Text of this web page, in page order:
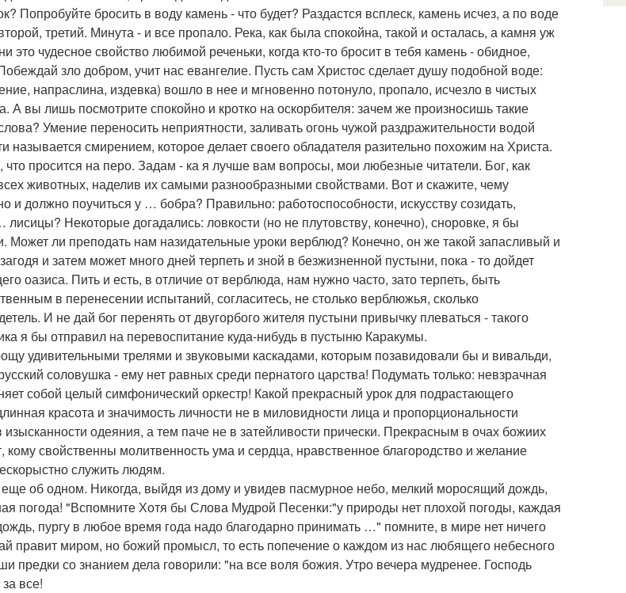
Попробуйте бросить в воду камень - что будет? Раздастся всплеск, камень исчез, а по воде
третий. Минута - и все пропало. Река, как была спокойна, такой и осталась, а камня уж
это чудесное свойство любимой реченьки, когда кто-то бросит в тебя камень - обидное,
зло добром, учит нас евангелие. Пусть сам Христос сделает душу подобной воде:
напраслина, издевка) вошло в нее и мгновенно потонуло, пропало, исчезло в чистых
А вы лишь посмотрите спокойно и кротко на оскорбителя: зачем же произносишь такие
Умение переносить неприятности, заливать огонь чужой раздражительности водой
называется смирением, которое делает своего обладателя разительно похожим на Христа.
просится на перо. Задам - ка я лучше вам вопросы, мои любезные читатели. Бог, как
животных, наделив их самыми разнообразными свойствами. Вот и скажите, чему
и должно поучиться у … бобра? Правильно: работоспособности, искусству созидать,
лисицы? Некоторые догадались: ловкости (но не плутовству, конечно), сноровке, я бы
Может ли преподать нам назидательные уроки верблюд? Конечно, он же такой запасливый и
и затем может много дней терпеть и зной в безжизненной пустыни, пока - то дойдет
оазиса. Пить и есть, в отличие от верблюда, нам нужно часто, зато терпеть, быть
в перенесении испытаний, согласитесь, не столько верблюжья, сколько
И не дай бог перенять от двугорбого жителя пустыни привычку плеваться - такого
я бы отправил на перевоспитание куда-нибудь в пустыню Каракумы.
удивительными трелями и звуковыми каскадами, которым позавидовали бы и вивальди,
соловушка - ему нет равных среди пернатого царства! Подумать только: невзрачная
собой целый симфонический оркестр! Какой прекрасный урок для подрастающего
красота и значимость личности не в миловидности лица и пропорциональности
одеяния, а тем паче не в затейливости прически. Прекрасным в очах божиих
кому свойственны молитвенность ума и сердца, нравственное благородство и желание
служить людям.
об одном. Никогда, выйдя из дому и увидев пасмурное небо, мелкий моросящий дождь,
погода! "Вспомните Хотя бы Слова Мудрой Песенки:"у природы нет плохой погоды, каждая
пургу в любое время года надо благодарно принимать …" помните, в мире нет ничего
правит миром, но божий промысл, то есть попечение о каждом из нас любящего небесного
предки со знанием дела говорили: "на все воля божия. Утро вечера мудренее. Господь
все!